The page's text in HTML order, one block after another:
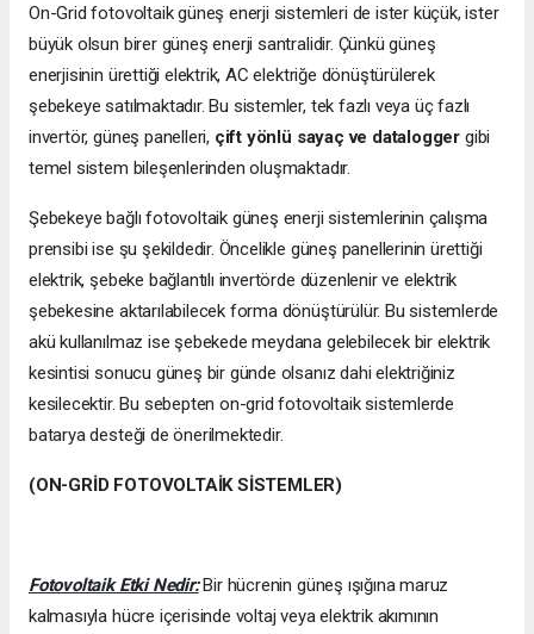
On-Grid fotovoltaik güneş enerji sistemleri de ister küçük, ister
büyük olsun birer güneş enerji santralidir. Çünkü güneş
enerjisinin ürettiği elektrik, AC elektriğe dönüştürülerek
şebekeye satılmaktadır. Bu sistemler, tek fazlı veya üç fazlı
invertör, güneş panelleri, çift yönlü sayaç ve datalogger gibi
temel sistem bileşenlerinden oluşmaktadır.
Şebekeye bağlı fotovoltaik güneş enerji sistemlerinin çalışma
prensibi ise şu şekildedir. Öncelikle güneş panellerinin ürettiği
elektrik, şebeke bağlantılı invertörde düzenlenir ve elektrik
şebekesine aktarılabilecek forma dönüştürülür. Bu sistemlerde
akü kullanılmaz ise şebekede meydana gelebilecek bir elektrik
kesintisi sonucu güneş bir günde olsanız dahi elektriğiniz
kesilecektir. Bu sebepten on-grid fotovoltaik sistemlerde
batarya desteği de önerilmektedir.
(ON-GRİD FOTOVOLTAİK SİSTEMLER)
Fotovoltaik Etki Nedir:Bir hücrenin güneş ışığına maruz
kalmasıyla hücre içerisinde voltaj veya elektrik akımının